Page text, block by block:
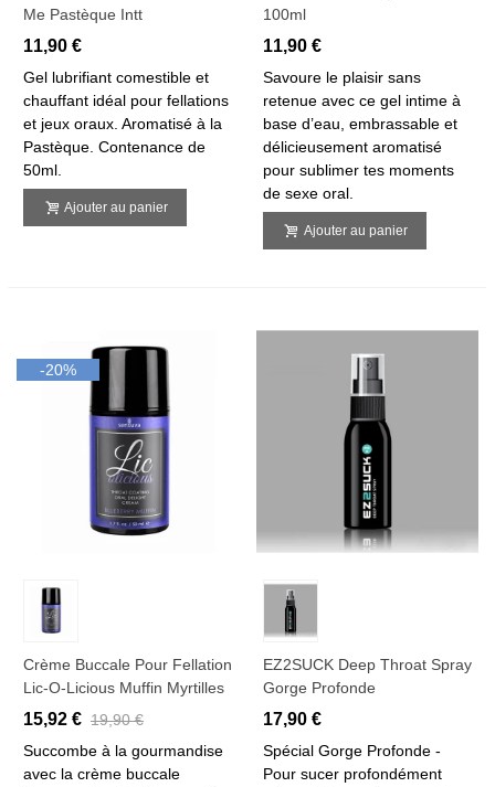
Me Pastèque Intt
11,90 €
Gel lubrifiant comestible et
chauffant idéal pour fellations
et jeux oraux. Aromatisé à la
Pastèque. Contenance de
50ml.
Ajouter au panier
100ml
11,90 €
Savoure le plaisir sans
retenue avec ce gel intime à
base d’eau, embrassable et
délicieusement aromatisé
pour sublimer tes moments
de sexe oral.
Ajouter au panier
-20%
Crème Buccale Pour Fellation
Lic-O-Licious Muffin Myrtilles
15,92 € 19,90 €
Succombe à la gourmandise
avec la crème buccale
EZ2SUCK Deep Throat Spray
Gorge Profonde
17,90 €
Spécial Gorge Profonde -
Pour sucer profondément